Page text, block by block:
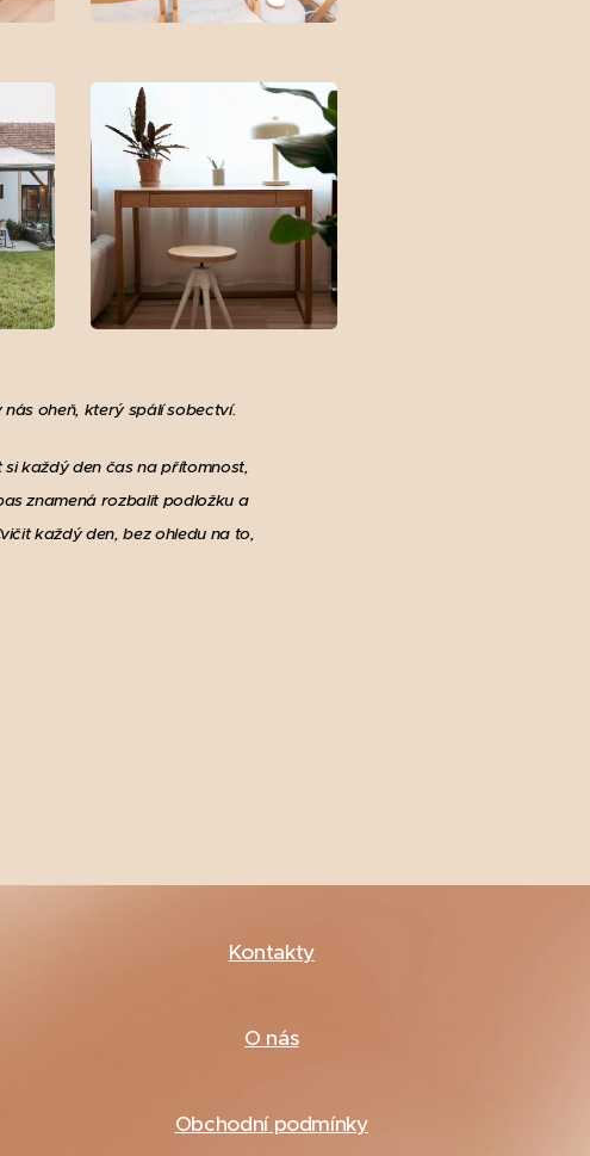
oheň, který spálí sobectví.
každý den čas na přítomnost,
znamená rozbalit podložku a
každý den, bez ohledu na to,
Kontakty
O nás
Obchodní podmínky